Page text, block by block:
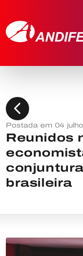
chevron_left
Postada em 04
Reunidos
brasileira